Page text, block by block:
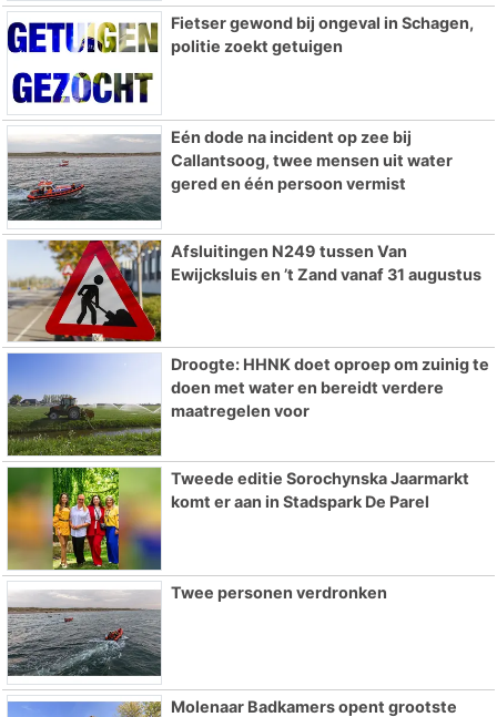
Fietser gewond bij ongeval in Schagen,
politie zoekt getuigen
Eén dode na incident op zee bij
Callantsoog, twee mensen uit water
gered en één persoon vermist
Afsluitingen N249 tussen Van
Ewijcksluis en ’t Zand vanaf 31 augustus
Droogte: HHNK doet oproep om zuinig te
doen met water en bereidt verdere
maatregelen voor
Tweede editie Sorochynska Jaarmarkt
komt er aan in Stadspark De Parel
Twee personen verdronken
Molenaar Badkamers opent grootste